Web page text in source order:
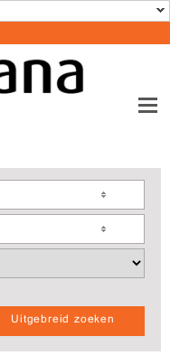
Uitgebreid zoeken